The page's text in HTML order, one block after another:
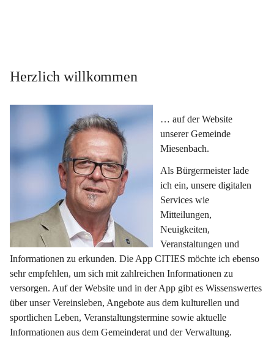
Herzlich willkommen
… auf der Website
unserer Gemeinde
Miesenbach.
Als Bürgermeister lade
ich ein, unsere digitalen
Services wie
Mitteilungen,
Neuigkeiten,
Veranstaltungen und
Informationen zu erkunden. Die App CITIES möchte ich ebenso
sehr empfehlen, um sich mit zahlreichen Informationen zu
versorgen. Auf der Website und in der App gibt es Wissenswertes
über unser Vereinsleben, Angebote aus dem kulturellen und
sportlichen Leben, Veranstaltungstermine sowie aktuelle
Informationen aus dem Gemeinderat und der Verwaltung.